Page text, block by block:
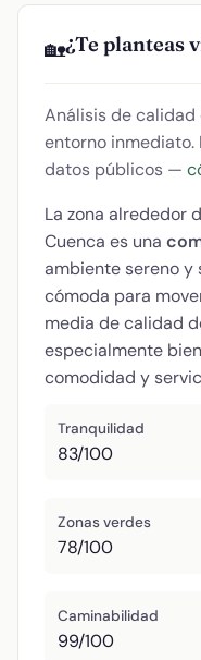
🏡¿Te planteas
Análisis de calidad
entorno inmediato.
datos públicos —
La zona alrededor
Cuenca es una
ambiente sereno y
cómoda para
media de calidad
especialmente
comodidad y
Tranquilidad
83/100
Zonas verdes
78/100
Caminabilidad
99/100